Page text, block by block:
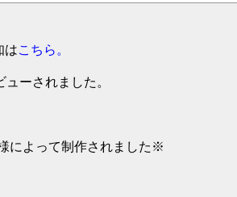
はこちら。
ーされました。
によって制作されました※